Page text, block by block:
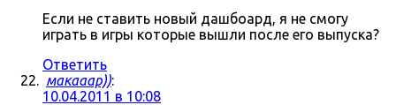
Если не ставить новый дашбоард, я не смогу
играть в игры которые вышли после его выпуска?
Ответить
макааар)):
10.04.2011 в 10:08